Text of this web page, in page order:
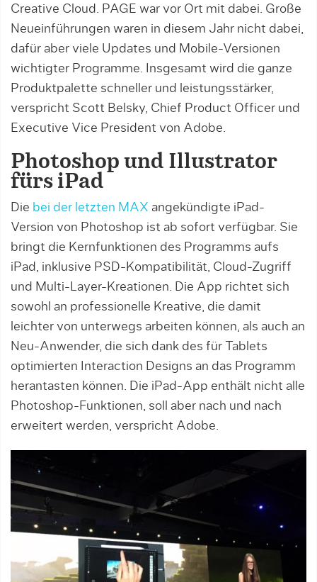
Creative Cloud. PAGE war vor Ort mit dabei. Große
Neueinführungen waren in diesem Jahr nicht dabei,
dafür aber viele Updates und Mobile-Versionen
wichtigter Programme. Insgesamt wird die ganze
Produktpalette schneller und leistungsstärker,
verspricht Scott Belsky, Chief Product Officer und
Executive Vice President von Adobe.
Photoshop und Illustrator
fürs iPad
Die bei der letzten MAX angekündigte iPad-
Version von Photoshop ist ab sofort verfügbar. Sie
bringt die Kernfunktionen des Programms aufs
iPad, inklusive PSD-Kompatibilität, Cloud-Zugriff
und Multi-Layer-Kreationen. Die App richtet sich
sowohl an professionelle Kreative, die damit
leichter von unterwegs arbeiten können, als auch an
Neu-Anwender, die sich dank des für Tablets
optimierten Interaction Designs an das Programm
herantasten können. Die iPad-App enthält nicht alle
Photoshop-Funktionen, soll aber nach und nach
erweitert werden, verspricht Adobe.